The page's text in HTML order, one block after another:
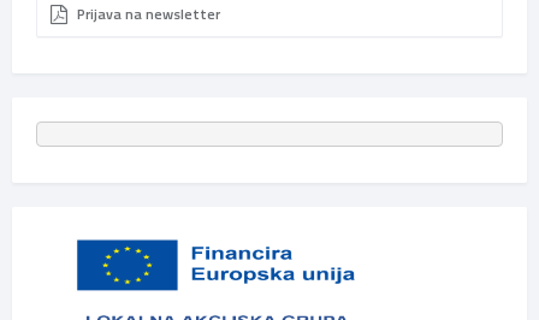
Prijava na newsletter